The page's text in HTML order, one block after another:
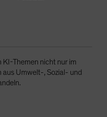
Themen nicht nur im
Umwelt-, Sozial- und